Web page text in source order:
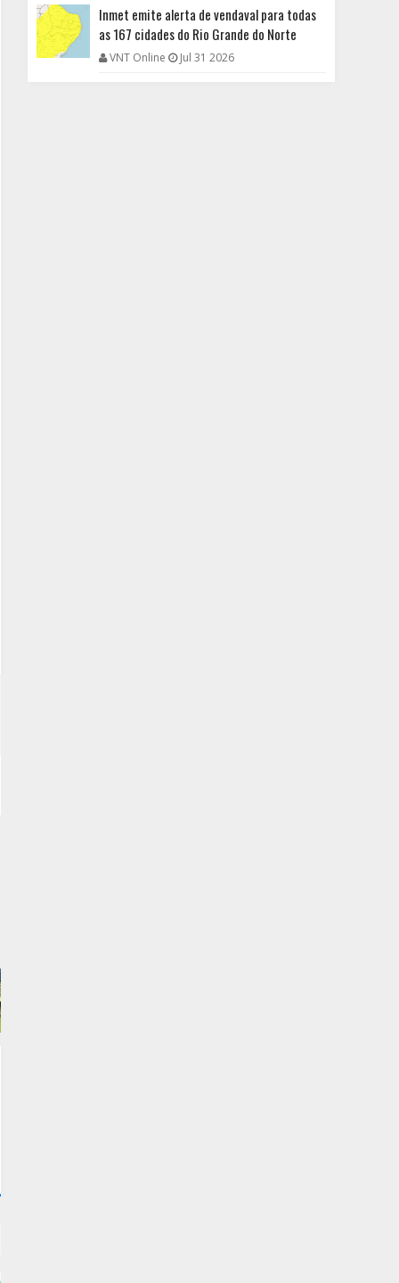
Inmet emite alerta de vendaval para todas
as 167 cidades do Rio Grande do Norte
VNT Online Jul 31 2026